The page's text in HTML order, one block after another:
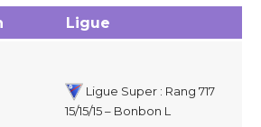
Ligue
Ligue Super : Rang 717
15/15/15 – Bonbon L